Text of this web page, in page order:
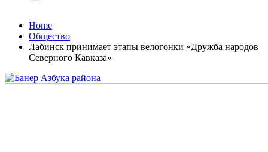
Home
Общество
Лабинск принимает этапы велогонки «Дружба народов
Северного Кавказа»